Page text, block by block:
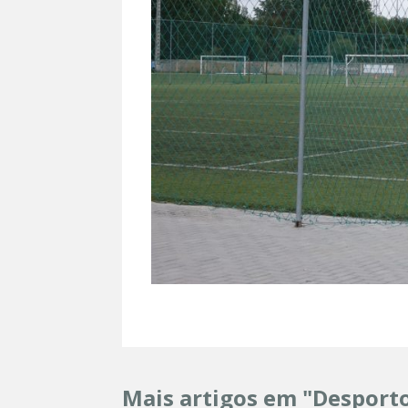
Mais artigos em